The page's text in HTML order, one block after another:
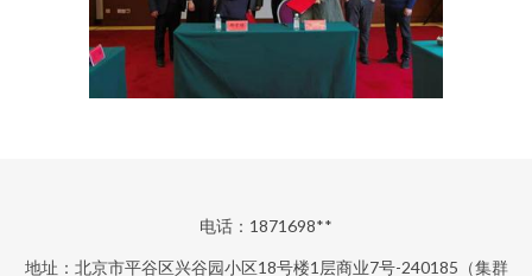
电话：1871698**
地址：北京市平谷区兴谷园小区18号楼1层商业7号-240185（集群